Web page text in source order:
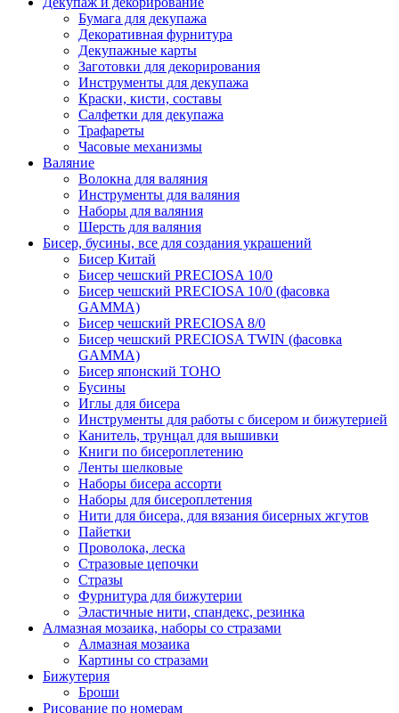
Бумага для декупажа
Декоративная фурнитура
Декупажные карты
Заготовки для декорирования
Инструменты для декупажа
Краски, кисти, составы
Салфетки для декупажа
Трафареты
Часовые механизмы
Валяние
Волокна для валяния
Инструменты для валяния
Наборы для валяния
Шерсть для валяния
Бисер, бусины, все для создания украшений
Бисер Китай
Бисер чешский PRECIOSA 10/0
Бисер чешский PRECIOSA 10/0 (фасовка
GAMMA)
Бисер чешский PRECIOSA 8/0
Бисер чешский PRECIOSA TWIN (фасовка
GAMMA)
Бисер японский TOHO
Бусины
Иглы для бисера
Инструменты для работы с бисером и бижутерией
Канитель, трунцал для вышивки
Книги по бисероплетению
Ленты шелковые
Наборы бисера ассорти
Наборы для бисероплетения
Нити для бисера, для вязания бисерных жгутов
Пайетки
Проволока, леска
Стразовые цепочки
Стразы
Фурнитура для бижутерии
Эластичные нити, спандекс, резинка
Алмазная мозаика, наборы со стразами
Алмазная мозаика
Картины co стразами
Бижутерия
Броши
Рисование по номерам